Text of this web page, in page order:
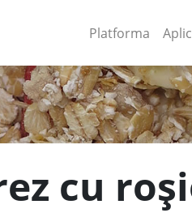
Platforma
cu